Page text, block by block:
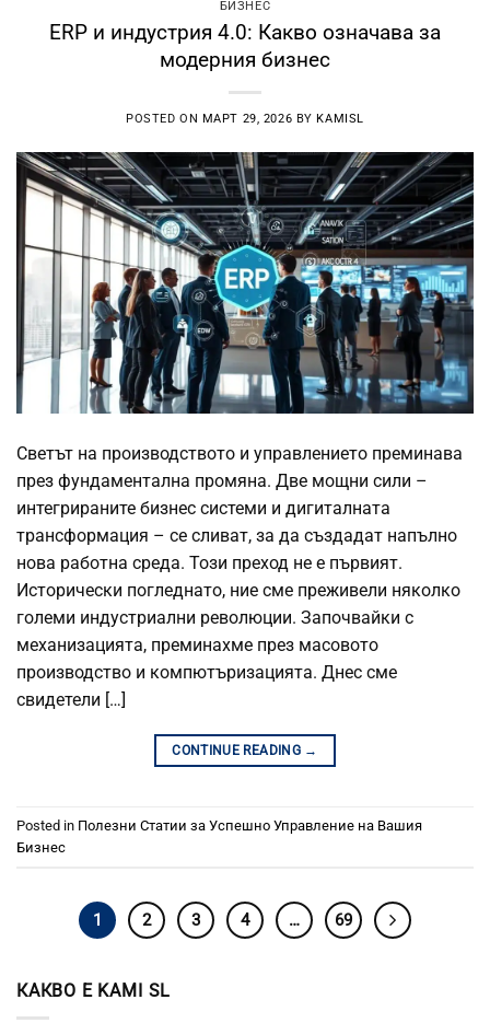
БИЗНЕС
ERP и индустрия 4.0: Какво означава за
модерния бизнес
POSTED ON МАРТ 29, 2026 BYKAMISL
Светът на производството и управлението преминава
през фундаментална промяна. Две мощни сили –
интегрираните бизнес системи и дигиталната
трансформация – се сливат, за да създадат напълно
нова работна среда. Този преход не е първият.
Исторически погледнато, ние сме преживели няколко
големи индустриални революции. Започвайки с
механизацията, преминахме през масовото
производство и компютъризацията. Днес сме
свидетели […]
CONTINUE READING →
Posted in Полезни Статии за Успешно Управление на Вашия
Бизнес
1 2 3 4 … 69
КАКВО Е KAMI SL